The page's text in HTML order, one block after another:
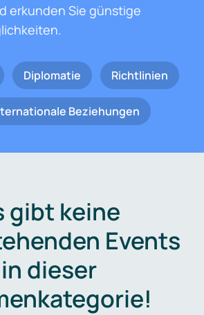
erkunden Sie günstige
Diplomatie Richtlinien
Beziehungen
gibt keine
Events
in dieser